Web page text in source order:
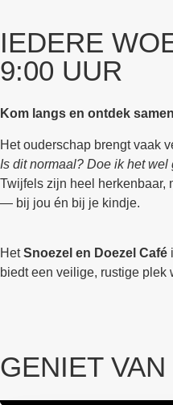
IEDERE
9:00 UUR
Kom langs en ontdek
Het ouderschap brengt vaak
Is dit normaal? Doe ik het wel
Twijfels zijn heel herkenbaar,
— bij jou én bij je kindje.
HetSnoezel en Doezel Café
biedt een veilige, rustige
GENIET